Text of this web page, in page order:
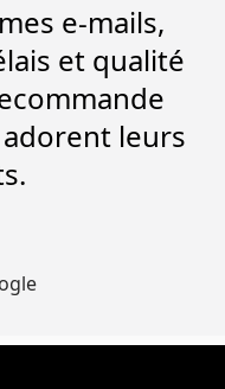
e-mails,
et qualité
leurs